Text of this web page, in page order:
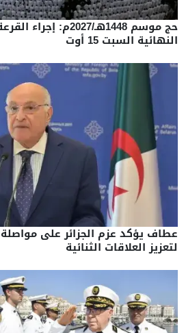
حج موسم 1448هـ/2027م:
النهائية السبت 15 أوت
عطاف يؤكد عزم الجزائر على
لتعزيز العلاقات الثنائية